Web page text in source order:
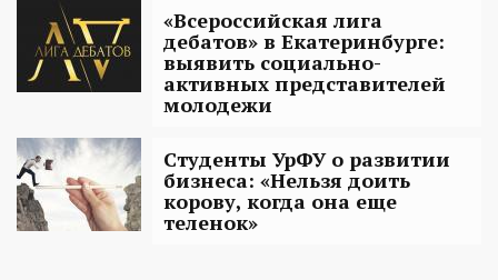
«Всероссийская лига
дебатов» в Екатеринбурге:
выявить социально-
активных представителей
молодежи
Студенты УрФУ о развитии
бизнеса: «Нельзя доить
корову, когда она еще
теленок»